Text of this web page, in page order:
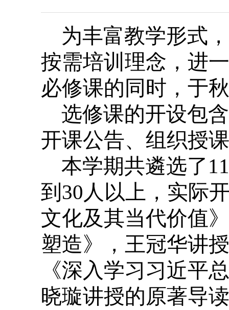
为丰富教学形式
按需培训理念，进
必修课的同时，于
选修课的开设包
开课公告、组织授
本学期共遴选了
到30人以上，实际
文化及其当代价值
塑造》，王冠华讲
《深入学习习近平
晓璇讲授的原著导